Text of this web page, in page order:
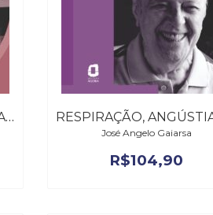
ESTÁTUA E A BAILARINA, A – 3ª EDIÇÃO REVISTA
José Angelo Gaiarsa
R$104,90